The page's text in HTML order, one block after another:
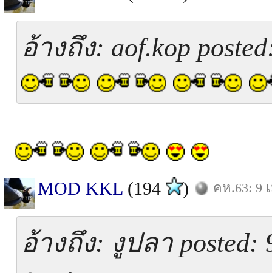
อ้างถึง: aof.kop
MOD KKL (194 ) คห.63: 9
อ้างถึง: งูปลา posted: